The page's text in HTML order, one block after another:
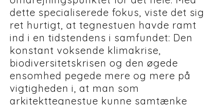
dette specialiserede fokus, viste det sig
ret hurtigt, at tegnestuen havde ramt
ind i en tidstendens i samfundet: Den
konstant voksende klimakrise,
biodiversitetskrisen og den øgede
ensomhed pegede mere og mere på
vigtigheden i, at man som
arkitekttegnestue kunne samtænke